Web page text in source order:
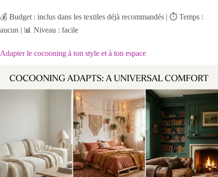
💰 Budget : inclus dans les textiles déjà recommandés | ⏱️ Temps :
aucun | 📊 Niveau : facile
Adapter le cocooning à ton style et à ton espace